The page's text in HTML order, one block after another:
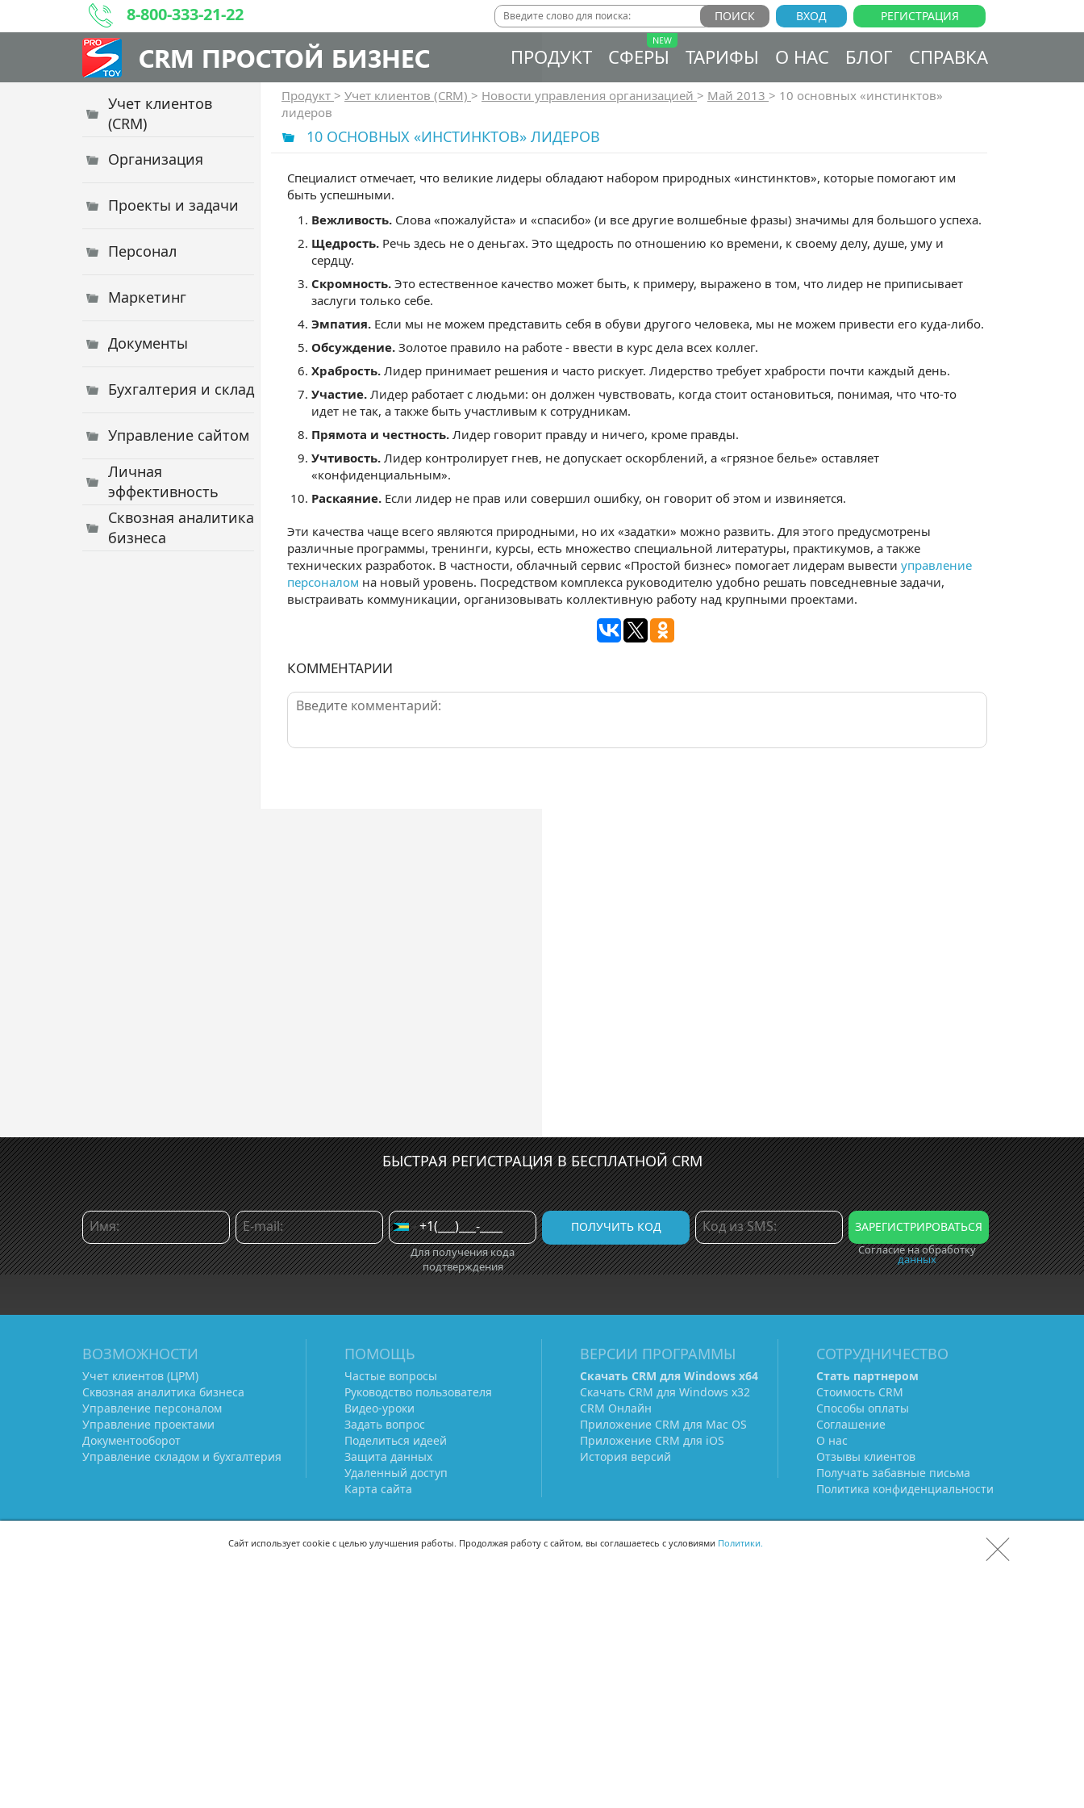
8-800-333-21-22 РЕГИСТРАЦИЯ
ВХОД
CRM ПРОСТОЙ БИЗНЕС ПРОДУКТ СФЕРЫ ТАРИФЫ О НАС БЛОГ СПРАВКА
Учет клиентов
(CRM)
Организация
Проекты и задачи
Персонал
Маркетинг
Документы
Бухгалтерия и склад
Управление сайтом
Личная
эффективность
Сквозная аналитика
бизнеса
Продукт > Учет клиентов (CRM) > Новости управления организацией > Май 2013 > 10 основных «инстинктов»
лидеров
10 ОСНОВНЫХ «ИНСТИНКТОВ» ЛИДЕРОВ
Специалист отмечает, что великие лидеры обладают набором природных «инстинктов», которые помогают им
быть успешными.
Вежливость. Слова «пожалуйста» и «спасибо» (и все другие волшебные фразы) значимы для большого успеха.
Щедрость. Речь здесь не о деньгах. Это щедрость по отношению ко времени, к своему делу, душе, уму и
сердцу.
Скромность. Это естественное качество может быть, к примеру, выражено в том, что лидер не приписывает
заслуги только себе.
Эмпатия. Если мы не можем представить себя в обуви другого человека, мы не можем привести его куда-либо.
Обсуждение. Золотое правило на работе - ввести в курс дела всех коллег.
Храбрость. Лидер принимает решения и часто рискует. Лидерство требует храбрости почти каждый день.
Участие. Лидер работает с людьми: он должен чувствовать, когда стоит остановиться, понимая, что что-то
идет не так, а также быть участливым к сотрудникам.
Прямота и честность. Лидер говорит правду и ничего, кроме правды.
Учтивость. Лидер контролирует гнев, не допускает оскорблений, а «грязное белье» оставляет
«конфиденциальным».
Раскаяние. Если лидер не прав или совершил ошибку, он говорит об этом и извиняется.
Эти качества чаще всего являются природными, но их «задатки» можно развить. Для этого предусмотрены
различные программы, тренинги, курсы, есть множество специальной литературы, практикумов, а также
технических разработок. В частности, облачный сервис «Простой бизнес» помогает лидерам вывести управление
персоналом на новый уровень. Посредством комплекса руководителю удобно решать повседневные задачи,
выстраивать коммуникации, организовывать коллективную работу над крупными проектами.
КОММЕНТАРИИ
БЫСТРАЯ РЕГИСТРАЦИЯ В БЕСПЛАТНОЙ CRM
Для получения кода
подтверждения
Согласие на обработку
данных
ВОЗМОЖНОСТИ
Учет клиентов (ЦРМ)
Сквозная аналитика бизнеса
Управление персоналом
Управление проектами
Документооборот
Управление складом и бухгалтерия
ПОМОЩЬ
Частые вопросы
Руководство пользователя
Видео-уроки
Задать вопрос
Поделиться идеей
Защита данных
Удаленный доступ
Карта сайта
ВЕРСИИ ПРОГРАММЫ
Скачать CRM для Windows х64
Скачать CRM для Windows х32
CRM Онлайн
Приложение CRM для Mac OS
Приложение CRM для iOS
История версий
СОТРУДНИЧЕСТВО
Стать партнером
Стоимость CRM
Способы оплаты
Соглашение
О нас
Отзывы клиентов
Получать забавные письма
Политика конфиденциальности
Сайт использует cookie с целью улучшения работы. Продолжая работу с сайтом, вы соглашаетесь с условиями Политики.